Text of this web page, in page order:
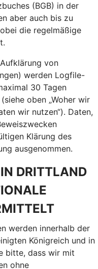
(BGB) in der
aber auch bis zu
die regelmäßige
von
werden Logfile-
30 Tagen
oben „Woher wir
wir nutzen“). Daten,
Klärung des
ausgenommen.
DRITTLAND
werden innerhalb der
Königreich und in
bitte, dass wir mit
ohne